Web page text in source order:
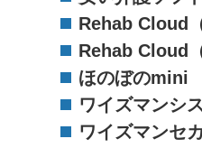
Rehab Cloud
Rehab Cloud
ほのぼのmini
ワイズマンシ
ワイズマンセ